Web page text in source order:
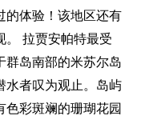
的体验！该地区还有
。 拉贾安帕特最受
群岛南部的米苏尔岛
水者叹为观止。岛屿
色彩斑斓的珊瑚花园